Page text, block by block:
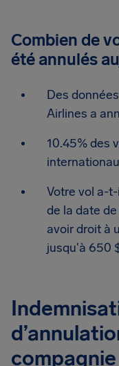
Combien de
été annulés
Des
Airlines a
10.45% des
Votre vol a-
de la date
avoir droit à
jusqu'à 650